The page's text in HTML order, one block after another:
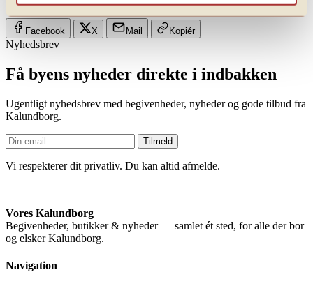
Facebook X Mail Kopiér
Nyhedsbrev
Få byens nyheder direkte i indbakken
Ugentligt nyhedsbrev med begivenheder, nyheder og gode tilbud fra
Kalundborg.
Tilmeld
Vi respekterer dit privatliv. Du kan altid afmelde.
Vores Kalundborg
Begivenheder, butikker & nyheder — samlet ét sted, for alle der bor
og elsker Kalundborg.
Navigation